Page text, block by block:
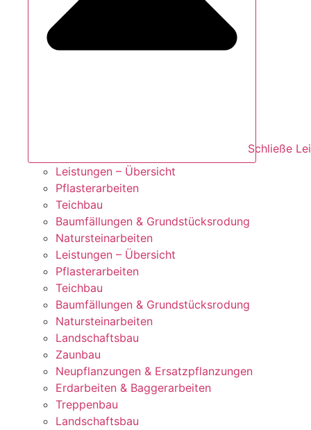
Schließe
Leistungen – Übersicht
Pflasterarbeiten
Teichbau
Baumfällungen & Grundstücksrodung
Natursteinarbeiten
Leistungen – Übersicht
Pflasterarbeiten
Teichbau
Baumfällungen & Grundstücksrodung
Natursteinarbeiten
Landschaftsbau
Zaunbau
Neupflanzungen & Ersatzpflanzungen
Erdarbeiten & Baggerarbeiten
Treppenbau
Landschaftsbau